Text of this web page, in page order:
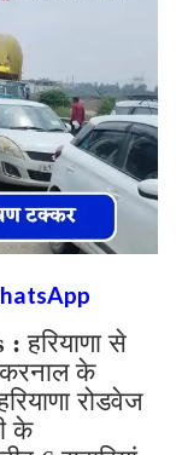
:हरियाणा से
के
रोडवेज
के